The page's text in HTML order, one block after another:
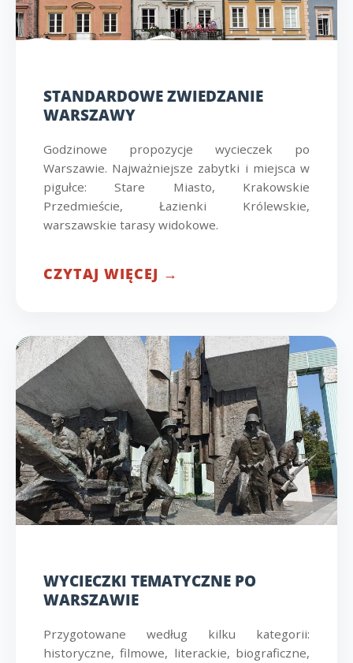
STANDARDOWE ZWIEDZANIE
WARSZAWY
Godzinowe propozycje wycieczek po
Warszawie. Najważniejsze zabytki i miejsca w
pigułce: Stare Miasto, Krakowskie
Przedmieście, Łazienki Królewskie,
warszawskie tarasy widokowe.
CZYTAJ WIĘCEJ →
WYCIECZKI TEMATYCZNE PO
WARSZAWIE
Przygotowane według kilku kategorii:
historyczne, filmowe, literackie, biograficzne,